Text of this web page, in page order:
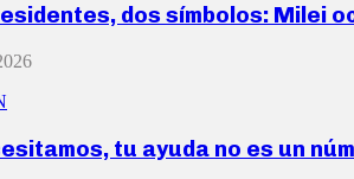
dos símbolos: Milei
tu ayuda no es un